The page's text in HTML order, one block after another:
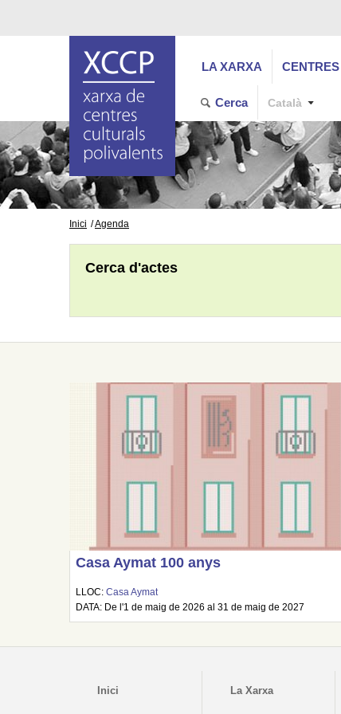
LA XARXA CENTRES
Cerca Català
Inici Agenda
Cerca d'actes
Casa Aymat 100 anys
LLOC:Casa Aymat
DATA: De l'1 de maig de 2026 al 31 de maig de 2027
Inici La Xarxa